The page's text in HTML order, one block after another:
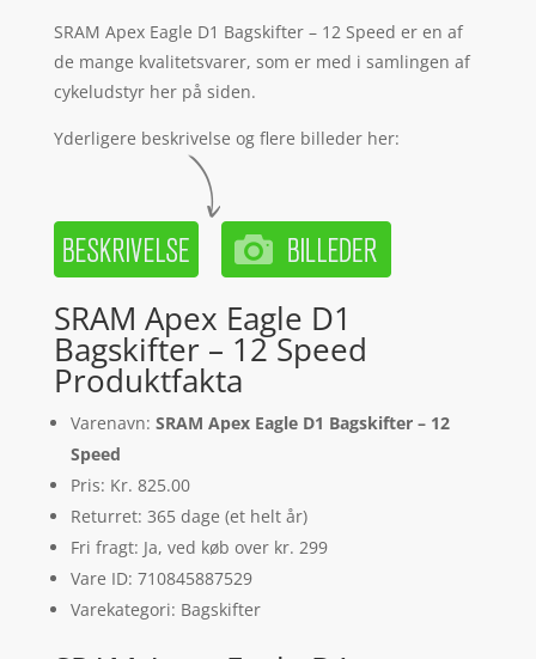
SRAM Apex Eagle D1 Bagskifter – 12 Speed er en af
de mange kvalitetsvarer, som er med i samlingen af
cykeludstyr her på siden.
Yderligere beskrivelse og flere billeder her:
SRAM Apex Eagle D1
Bagskifter – 12 Speed
Produktfakta
Varenavn: SRAM Apex Eagle D1 Bagskifter – 12
Speed
Pris: Kr. 825.00
Returret: 365 dage (et helt år)
Fri fragt: Ja, ved køb over kr. 299
Vare ID: 710845887529
Varekategori: Bagskifter